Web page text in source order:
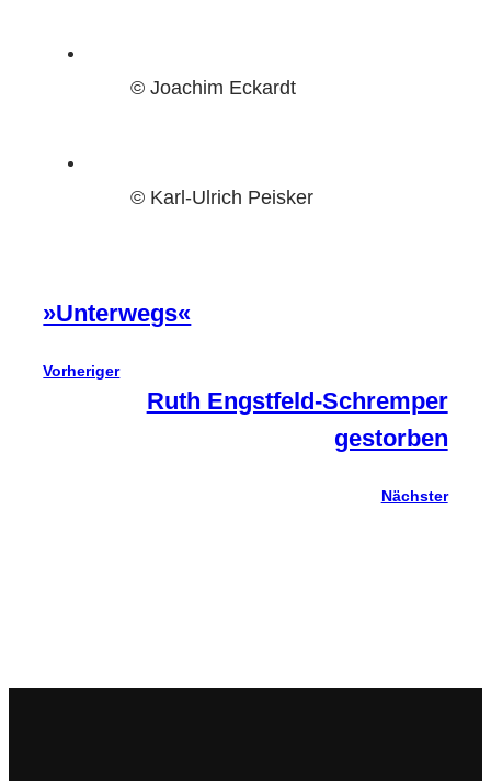
© Joachim Eckardt
© Karl-Ulrich Peisker
»Unterwegs«
Vorheriger
Ruth Engstfeld-Schremper
gestorben
Nächster